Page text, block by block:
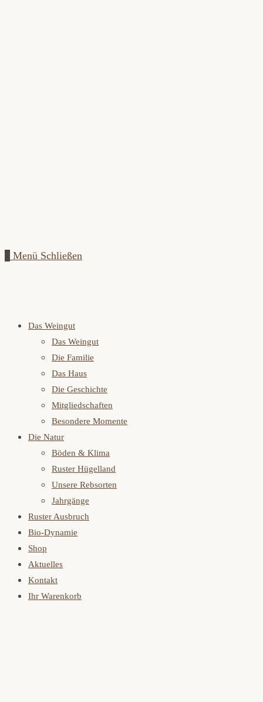
0 Menü Schließen
Das Weingut
Das Weingut
Die Familie
Das Haus
Die Geschichte
Mitgliedschaften
Besondere Momente
Die Natur
Böden & Klima
Ruster Hügelland
Unsere Rebsorten
Jahrgänge
Ruster Ausbruch
Bio-Dynamie
Shop
Aktuelles
Kontakt
Ihr Warenkorb